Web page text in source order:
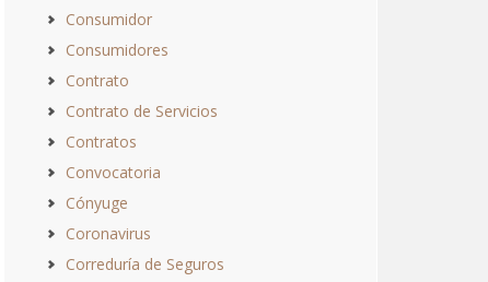
Consumidor
Consumidores
Contrato
Contrato de Servicios
Contratos
Convocatoria
Cónyuge
Coronavirus
Correduría de Seguros